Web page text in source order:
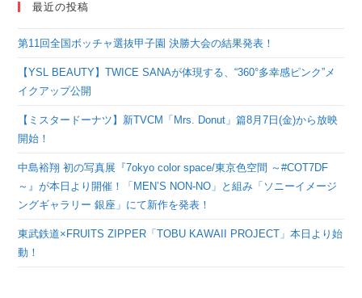
最近の投稿
第11回全国ボッチャ選抜甲子園 決勝大会の結果発表！
【YSL BEAUTY】TWICE SANAが体現する、“360°多幸感ピンク”メ
イクアップ公開
【ミスタードーナツ】新TVCM「Mrs. Donut」篇8月7日(金)から放映
開始！
中島裕翔 初の写真展『7okyo color space/東京色空間 ～#COT7DF
～』が本日より開催！「MEN’S NON-NO」と組み「ソニーイメージ
ングギャラリー 銀座」にて新作を発表！
東武鉄道×FRUITS ZIPPER「TOBU KAWAII PROJECT」本日より始
動！